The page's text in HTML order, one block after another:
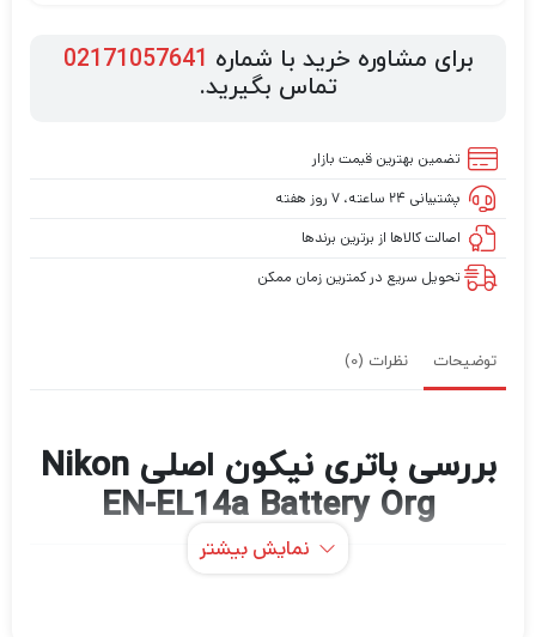
برای مشاوره خرید با شماره 02171057641
تماس بگیرید.
تضمین بهترین قیمت بازار
پشتیبانی ۲۴ ساعته، ۷ روز هفته
اصالت کالاها از برترین برندها
تحویل سریع در کمترین زمان ممکن
توضیحات نظرات (0)
بررسی باتری نیکون اصلی Nikon
EN-EL14a Battery Org
نمایش بیشتر